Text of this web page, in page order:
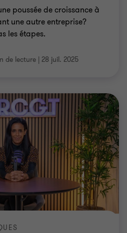
poussée de croissance à
une autre entreprise?
les étapes.
de lecture | 28 juil. 2025